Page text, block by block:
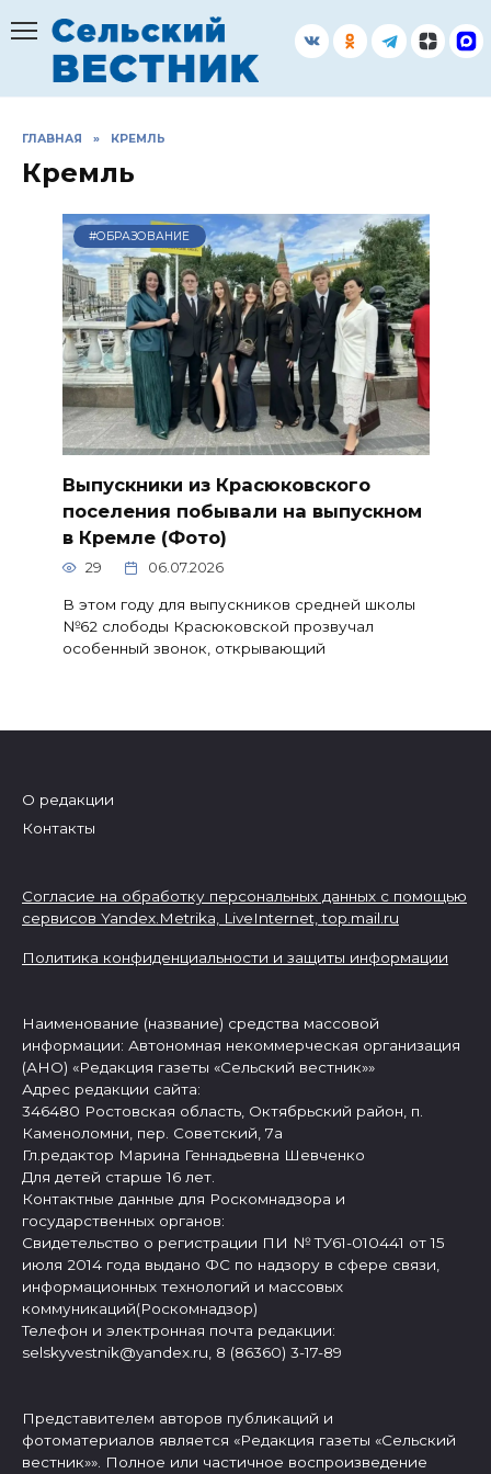
содержанию
ГЛАВНАЯ » КРЕМЛЬ
Кремль
#ОБРАЗОВАНИЕ
Выпускники из Красюковского
поселения побывали на выпускном
в Кремле (Фото)
29 06.07.2026
В этом году для выпускников средней школы
№62 слободы Красюковской прозвучал
особенный звонок, открывающий
О редакции
Контакты
Согласие на обработку персональных данных с помощью
сервисов Yandex.Metrika, LiveInternet,top.mail.ru
Политика конфиденциальности и защиты информации
Наименование (название) средства массовой
информации: Автономная некоммерческая организация
(АНО) «Редакция газеты «Сельский вестник»»
Адрес редакции сайта:
346480 Ростовская область, Октябрьский район, п.
Каменоломни, пер. Советский, 7а
Гл.редактор Марина Геннадьевна Шевченко
Для детей старше 16 лет.
Контактные данные для Роскомнадзора и
государственных органов:
Свидетельство о регистрации ПИ № ТУ61-010441 от 15
июля 2014 года выдано ФС по надзору в сфере связи,
информационных технологий и массовых
коммуникаций(Роскомнадзор)
Телефон и электронная почта редакции:
selskyvestnik@yandex.ru, 8 (86360) 3-17-89
Представителем авторов публикаций и
фотоматериалов является «Редакция газеты «Сельский
вестник»». Полное или частичное воспроизведение